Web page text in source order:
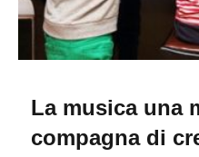
La musica una
compagna di